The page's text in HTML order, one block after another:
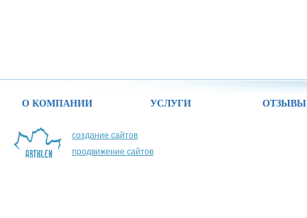
О КОМПАНИИ УСЛУГИ ОТЗЫВЫ
создание сайтов
продвижение сайтов